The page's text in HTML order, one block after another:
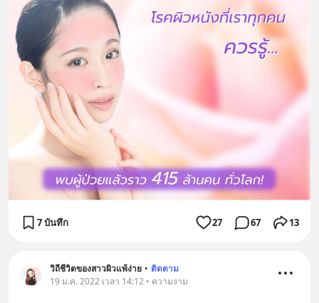
7 บันทึก 27 67 13
วิถีชีวิตของสาวผิวแพ้ง่าย • ติดตาม
19 ม.ค. 2022 เวลา 14:12 • ความงาม